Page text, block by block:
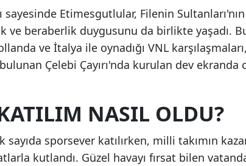
Gümüşhane
Hakkari
İstanbul
sayesinde Etimesgutlular, Filenin
beraberlik duygusunu da birlikte yaşadı.
ve İtalya ile oynadığı VNL
Çelebi Çayırı'nda kurulan dev ekranda
NASIL OLDU?
sporsever katılırken, milli takımın
kutlandı. Güzel havayı fırsat bilen